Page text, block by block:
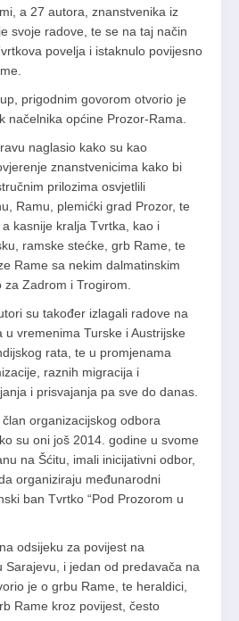
a 27 autora, znanstvenika iz
svoje radove, te se na taj način
povelja i istaknulo povijesno
prigodnim govorom otvorio je
načelnika općine Prozor-Rama.
naglasio kako su kao
znanstvenicima kako bi
prilozima osvjetlili
Ramu, plemićki grad Prozor, te
kasnije kralja Tvrtka, kao i
ramske stećke, grb Rame, te
Rame sa nekim dalmatinskim
Zadrom i Trogirom.
su također izlagali radove na
vremenima Turske i Austrijske
rata, te u promjenama
raznih migracija i
i prisvajanja pa sve do danas.
organizacijskog odbora
su oni još 2014. godine u svome
na Šćitu, imali inicijativni odbor,
organiziraju međunarodni
ban Tvrtko “Pod Prozorom u
odsijeku za povijest na
Sarajevu, i jedan od predavača na
je o grbu Rame, te heraldici,
Rame kroz povijest, često